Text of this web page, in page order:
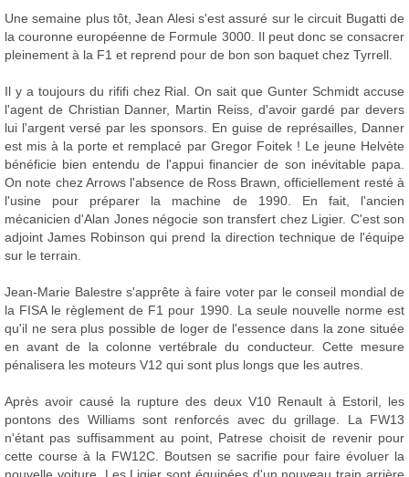
Une semaine plus tôt, Jean Alesi s'est assuré sur le circuit Bugatti de
la couronne européenne de Formule 3000. Il peut donc se consacrer
pleinement à la F1 et reprend pour de bon son baquet chez Tyrrell.
Il y a toujours du rififi chez Rial. On sait que Gunter Schmidt accuse
l'agent de Christian Danner, Martin Reiss, d'avoir gardé par devers
lui l'argent versé par les sponsors. En guise de représailles, Danner
est mis à la porte et remplacé par Gregor Foitek ! Le jeune Helvète
bénéficie bien entendu de l'appui financier de son inévitable papa.
On note chez Arrows l'absence de Ross Brawn, officiellement resté à
l'usine pour préparer la machine de 1990. En fait, l'ancien
mécanicien d'Alan Jones négocie son transfert chez Ligier. C'est son
adjoint James Robinson qui prend la direction technique de l'équipe
sur le terrain.
Jean-Marie Balestre s'apprête à faire voter par le conseil mondial de
la FISA le règlement de F1 pour 1990. La seule nouvelle norme est
qu'il ne sera plus possible de loger de l'essence dans la zone située
en avant de la colonne vertébrale du conducteur. Cette mesure
pénalisera les moteurs V12 qui sont plus longs que les autres.
Après avoir causé la rupture des deux V10 Renault à Estoril, les
pontons des Williams sont renforcés avec du grillage. La FW13
n'étant pas suffisamment au point, Patrese choisit de revenir pour
cette course à la FW12C. Boutsen se sacrifie pour faire évoluer la